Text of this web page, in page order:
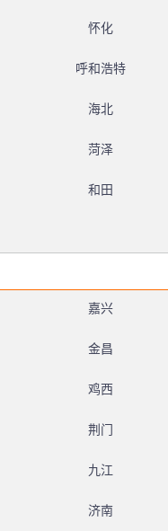
怀化
呼和浩特
海北
菏泽
和田
嘉兴
金昌
鸡西
荆门
九江
济南